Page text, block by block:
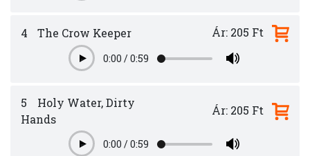
4 The Crow Keeper
Play0:00 /0:59
Ár: 205 Ft
5
Holy Water, Dirty
Hands
Play0:00 /0:59
Ár: 205 Ft